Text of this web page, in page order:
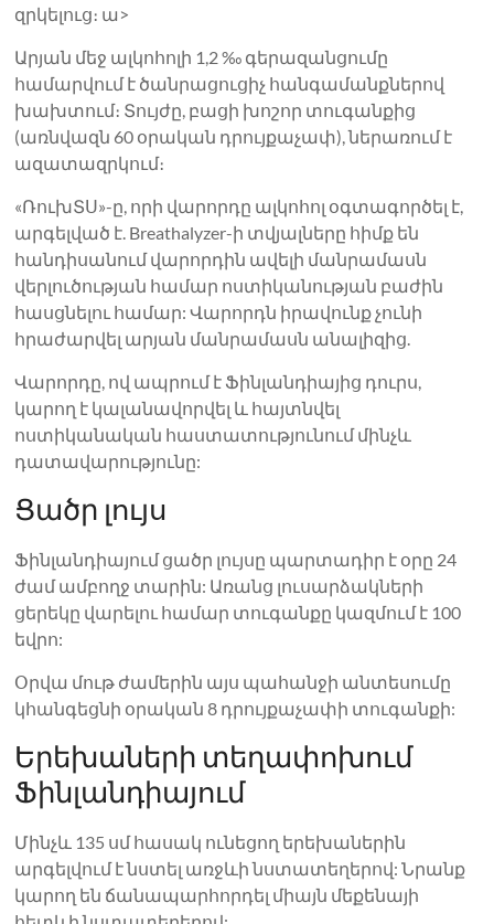
զրկելուց։ ա>
Արյան մեջ ալկոհոլի 1,2 ‰ գերազանցումը
համարվում է ծանրացուցիչ հանգամանքներով
խախտում։ Տույժը, բացի խոշոր տուգանքից
(առնվազն 60 օրական դրույքաչափ), ներառում է
ազատազրկում։
«ՌուխՏՍ»-ը, որի վարորդը ալկոհոլ օգտագործել է,
արգելված է. Breathalyzer-ի տվյալները հիմք են
հանդիսանում վարորդին ավելի մանրամասն
վերլուծության համար ոստիկանության բաժին
հասցնելու համար: Վարորդն իրավունք չունի
հրաժարվել արյան մանրամասն անալիզից.
Վարորդը, ով ապրում է Ֆինլանդիայից դուրս,
կարող է կալանավորվել և հայտնվել
ոստիկանական հաստատությունում մինչև
դատավարությունը:
Ցածր լույս
Ֆինլանդիայում ցածր լույսը պարտադիր է օրը 24
ժամ ամբողջ տարին: Առանց լուսարձակների
ցերեկը վարելու համար տուգանքը կազմում է 100
եվրո:
Օրվա մութ ժամերին այս պահանջի անտեսումը
կհանգեցնի օրական 8 դրույքաչափի տուգանքի:
Երեխաների տեղափոխում
Ֆինլանդիայում
Մինչև 135 սմ հասակ ունեցող երեխաներին
արգելվում է նստել առջևի նստատեղերով: Նրանք
կարող են ճանապարհորդել միայն մեքենայի